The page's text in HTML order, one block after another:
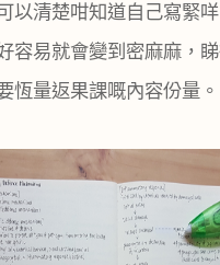
以清楚咁知道自己寫緊
容易就會變到密麻麻，
恆量返果課嘅內容份量。